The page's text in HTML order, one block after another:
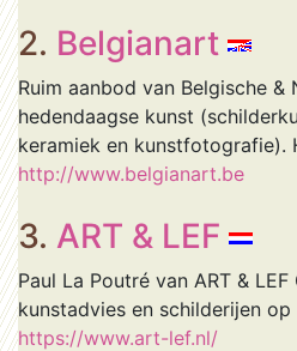
2. Belgianart
Ruim aanbod van Belgische &
hedendaagse kunst
keramiek en kunstfotografie).
http://www.belgianart.be
3. ART & LEF
Paul La Poutré van ART &
kunstadvies en schilderijen op
https://www.art-lef.nl/